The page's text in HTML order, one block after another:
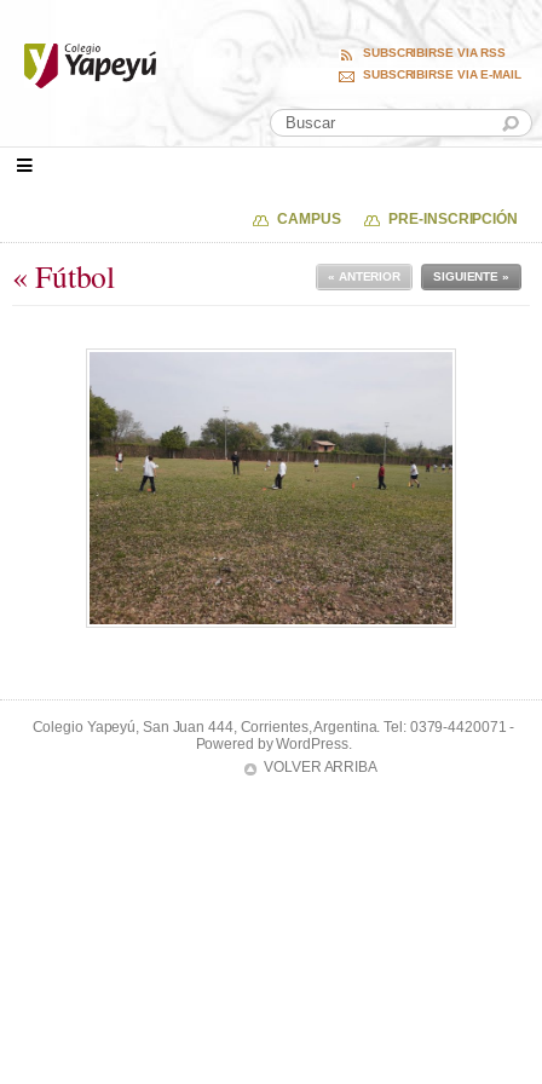
SUBSCRIBIRSE VIA RSS
SUBSCRIBIRSE VIA E-MAIL
CAMPUS PRE-INSCRIPCIÓN
« Fútbol SIGUIENTE »
« ANTERIOR
Colegio Yapeyú, San Juan 444, Corrientes, Argentina. Tel: 0379-4420071 -
Powered byWordPress.
VOLVER ARRIBA